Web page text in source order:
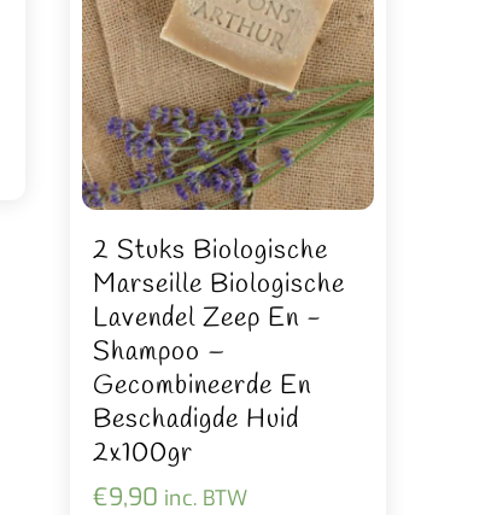
2 Stuks Biologische
Marseille Biologische
Lavendel Zeep En -
Shampoo –
Gecombineerde En
Beschadigde Huid
2x100gr
€9,90 inc. BTW